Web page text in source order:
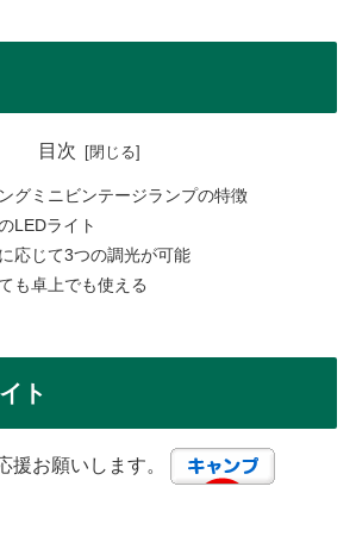
目次
グミニビンテージランプの特徴
LEDライト
応じて3つの調光が可能
も卓上でも使える
ト
援お願いします。